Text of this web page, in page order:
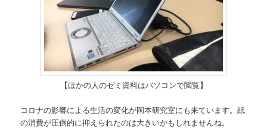
【ほかの人のゼミ資料はパソコンで閲覧】
コロナの影響による生活の変化が岡本研究室にも来ています。紙
の消費が圧倒的に抑えられたのは大きいかもしれませんね。